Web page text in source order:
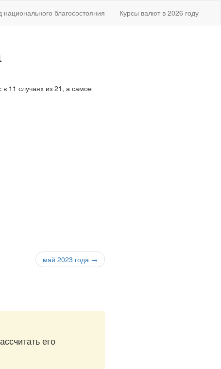
национального благосостояния Курсы валют в 2026 году
11 случаях из 21, а самое
май 2023 года →
его